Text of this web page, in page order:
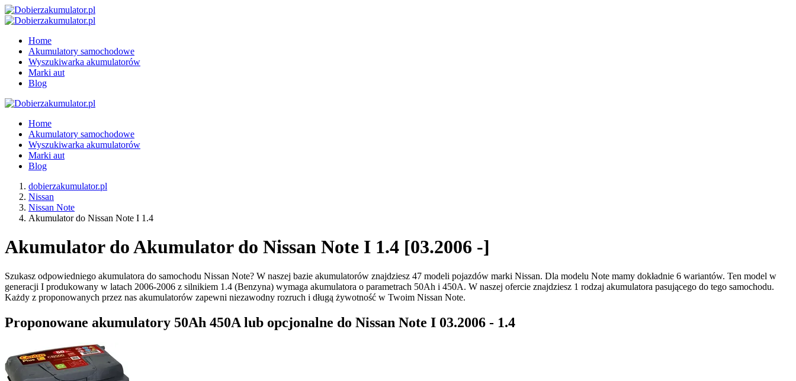
Home
Akumulatory samochodowe
Wyszukiwarka akumulatorów
Marki aut
Blog
Home
Akumulatory samochodowe
Wyszukiwarka akumulatorów
Marki aut
Blog
dobierzakumulator.pl
Nissan
Nissan Note
Akumulator do Nissan Note I 1.4
Akumulator do Akumulator do Nissan Note I 1.4 [03.2006 -]
Szukasz odpowiedniego akumulatora do samochodu Nissan Note? W naszej bazie akumulatorów znajdziesz 47 modeli pojazdów marki Nissan. Dla modelu Note mamy dokładnie 6 wariantów. Ten model w
generacji I produkowany w latach 2006-2006 z silnikiem 1.4 (Benzyna) wymaga akumulatora o parametrach 50Ah i 450A. W naszej ofercie znajdziesz 1 rodzaj akumulatora pasującego do tego samochodu.
Każdy z proponowanych przez nas akumulatorów zapewni niezawodny rozruch i długą żywotność w Twoim Nissan Note.
Proponowane akumulatory 50Ah 450A lub opcjonalne do Nissan Note I 03.2006 - 1.4